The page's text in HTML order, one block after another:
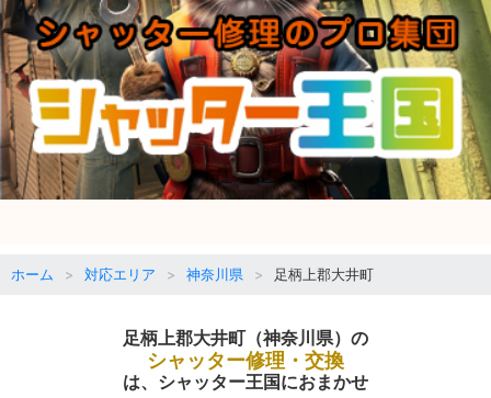
ホーム 対応エリア 神奈川県 足柄上郡大井町
足柄上郡大井町（神奈川県）の
シャッター修理・交換
は、シャッター王国におまかせ